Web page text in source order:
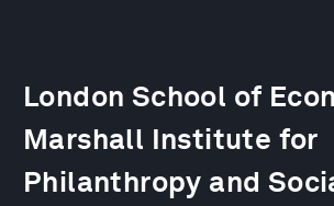
London School of
Marshall Institute for
Philanthropy and